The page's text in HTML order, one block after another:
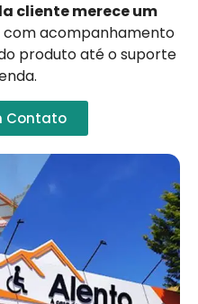
cliente merece um
com acompanhamento
produto até o suporte
Contato